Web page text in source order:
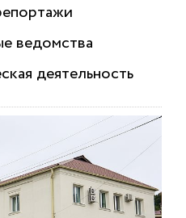
ведомства
деятельность